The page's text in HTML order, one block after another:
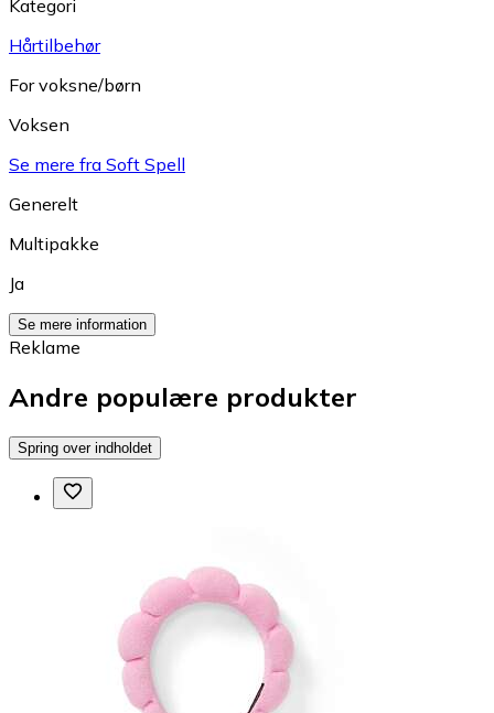
Kategori
Hårtilbehør
For voksne/børn
Voksen
Se mere fra Soft Spell
Generelt
Multipakke
Ja
Se mere information
Reklame
Andre populære produkter
Spring over indholdet